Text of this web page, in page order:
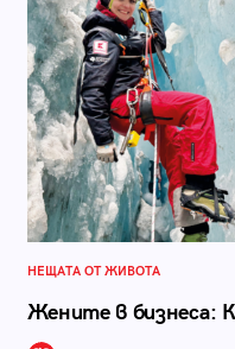
НЕЩАТА ОТ ЖИВОТА
Жените в бизнеса: